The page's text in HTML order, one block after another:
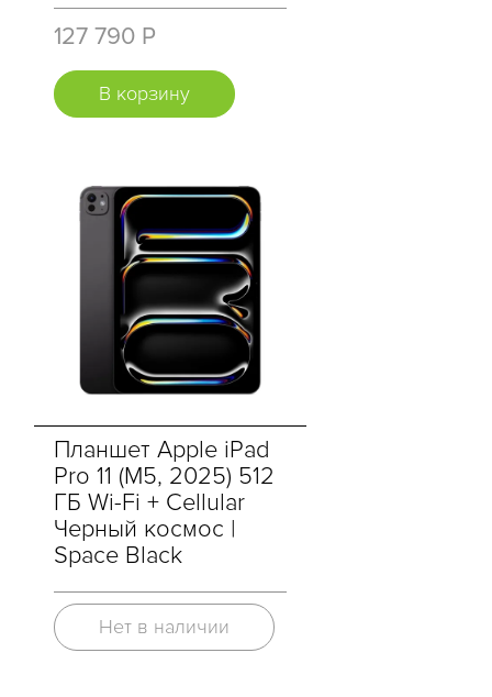
127 790 Р
В корзину
Планшет Apple iPad
Pro 11 (M5, 2025) 512
ГБ Wi-Fi + Cellular
Черный космос |
Space Black
Нет в наличии